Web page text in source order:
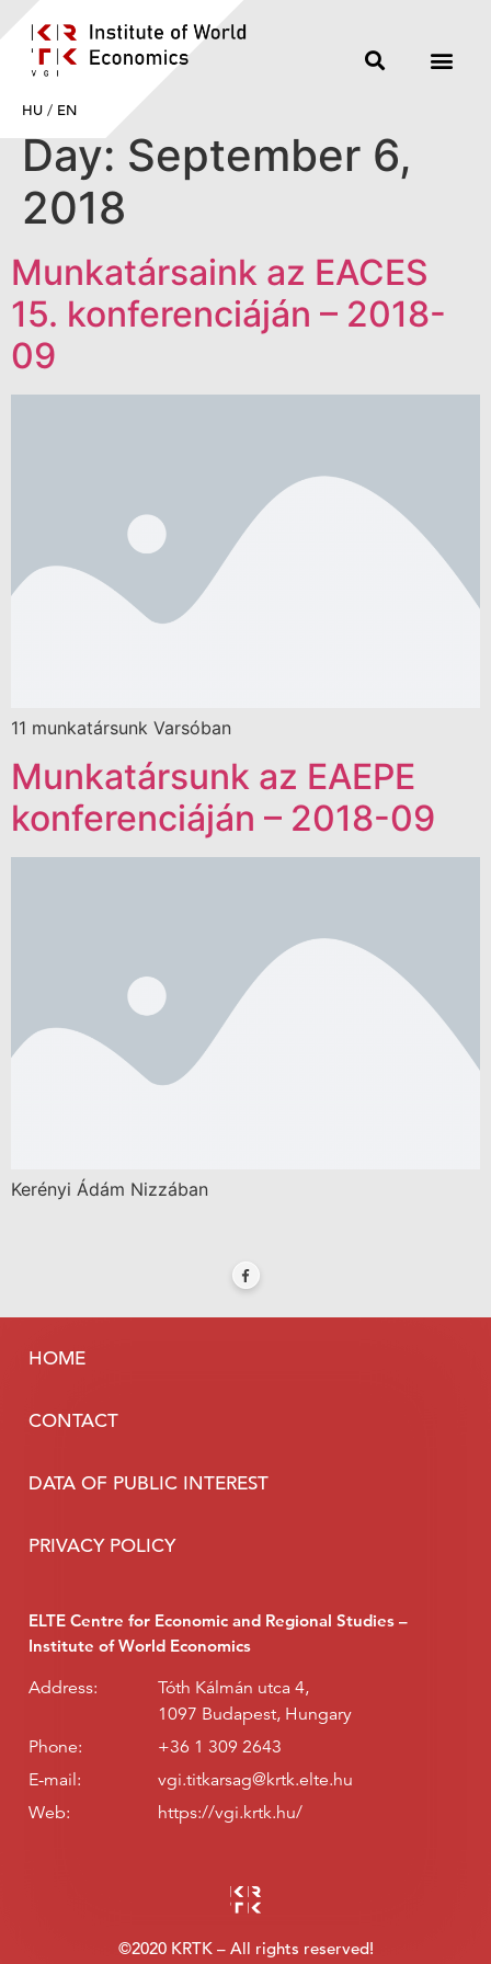
HU / EN
Day: September 6,
2018
Munkatársaink az EACES
15. konferenciáján – 2018-
09
11 munkatársunk Varsóban
Munkatársunk az EAEPE
konferenciáján – 2018-09
Kerényi Ádám Nizzában
HOME
CONTACT
DATA OF PUBLIC INTEREST
PRIVACY POLICY
ELTE Centre for Economic and Regional Studies –
Institute of World Economics
Address:
Tóth Kálmán utca 4,
1097 Budapest, Hungary
Phone:
+36 1 309 2643
E-mail:
vgi.titkarsag@krtk.elte.hu
Web:
https://vgi.krtk.hu/
©2020 KRTK – All rights reserved!